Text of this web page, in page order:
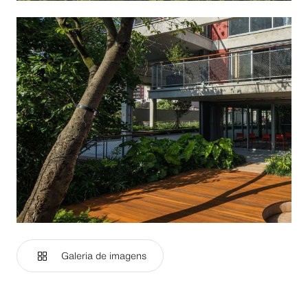
Galeria de imagens